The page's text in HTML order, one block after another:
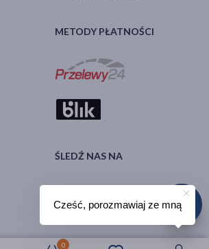
0
METODY PŁATNOŚCI
ŚLEDŹ NAS NA
Cześć, porozmawiaj ze mną